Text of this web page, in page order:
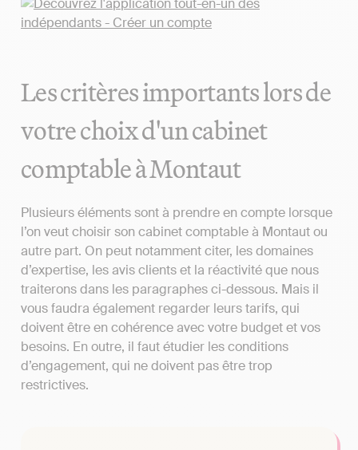
Les critères importants lors de
votre choix d'un cabinet
comptable à Montaut
Plusieurs éléments sont à prendre en compte lorsque
l’on veut choisir son cabinet comptable à Montaut ou
autre part. On peut notamment citer, les domaines
d’expertise, les avis clients et la réactivité que nous
traiterons dans les paragraphes ci-dessous. Mais il
vous faudra également regarder leurs tarifs, qui
doivent être en cohérence avec votre budget et vos
besoins. En outre, il faut étudier les conditions
d’engagement, qui ne doivent pas être trop
restrictives.